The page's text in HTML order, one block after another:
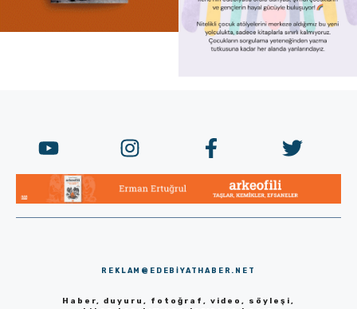
REKLAM@EDEBIYATHABER.NET
Haber, duyuru, fotoğraf, video, söyleşi,